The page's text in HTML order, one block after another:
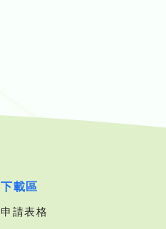
下載區
申請表格